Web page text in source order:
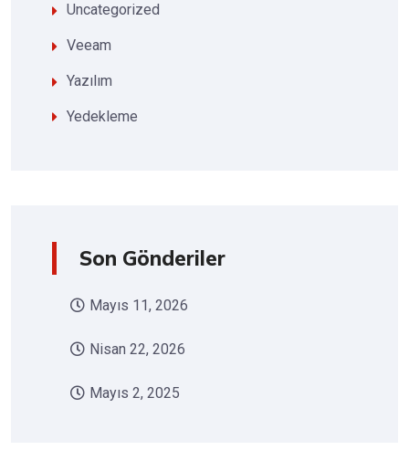
Uncategorized
Veeam
Yazılım
Yedekleme
Son Gönderiler
Mayıs 11, 2026
Nisan 22, 2026
Mayıs 2, 2025